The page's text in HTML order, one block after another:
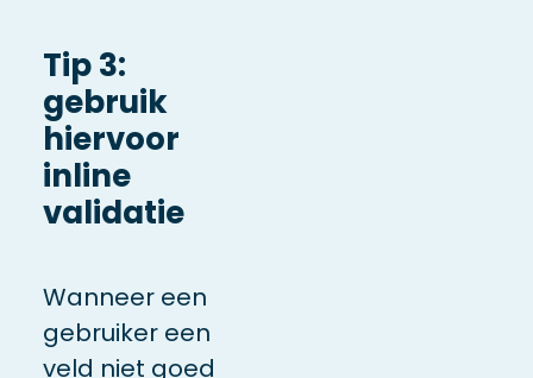
Tip 3:
gebruik
hiervoor
inline
validatie
Wanneer een
gebruiker een
veld niet goed